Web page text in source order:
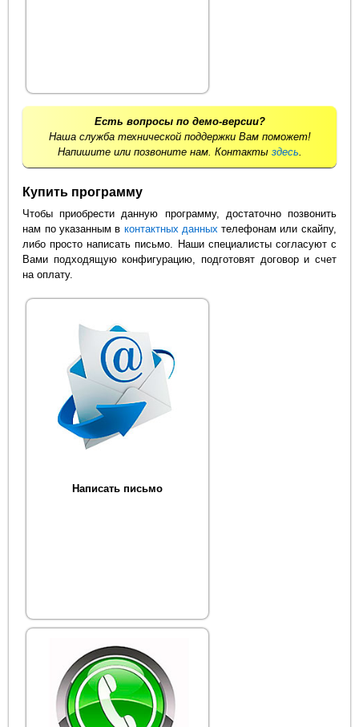
Есть вопросы по демо-версии?
Наша служба технической поддержки Вам поможет!
Напишите или позвоните нам. Контакты здесь.
Купить программу
Чтобы приобрести данную программу, достаточно позвонить
нам по указанным в контактных данных телефонам или скайпу,
либо просто написать письмо. Наши специалисты согласуют с
Вами подходящую конфигурацию, подготовят договор и счет
на оплату.
Написать письмо